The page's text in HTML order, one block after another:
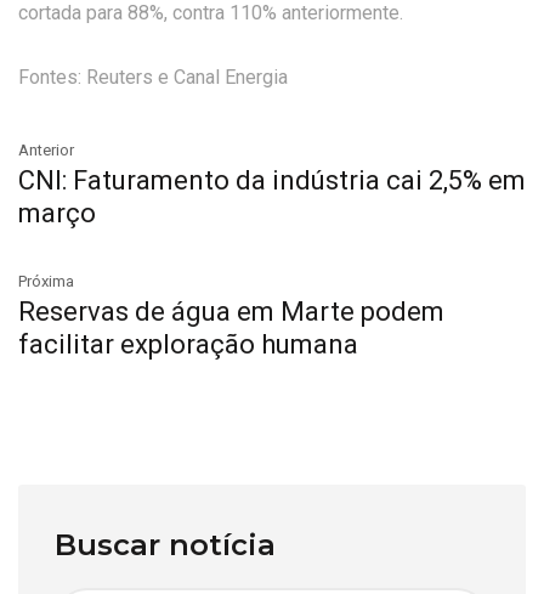
cortada para 88%, contra 110% anteriormente.
Fontes: Reuters e Canal Energia
Anterior
CNI: Faturamento da indústria cai 2,5% em
março
Próxima
Reservas de água em Marte podem
facilitar exploração humana
Buscar notícia